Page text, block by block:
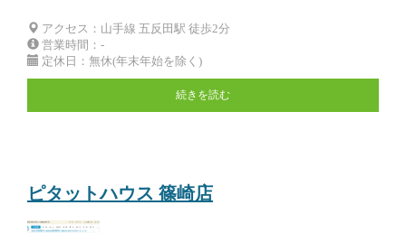
アクセス：山手線 五反田駅 徒歩2分
営業時間：-
定休日：無休(年末年始を除く)
続きを読む
ピタットハウス 篠崎店